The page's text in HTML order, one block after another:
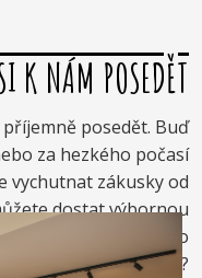
K NÁM POSEDĚT
posedět. Buď
za hezkého počasí
vychutnat zákusky od
dostat výbornou
pohár nebo
točenou zmrzlinu?